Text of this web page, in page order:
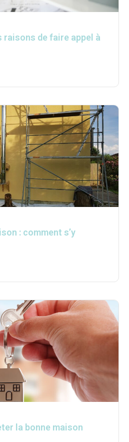
raisons de faire appel à
: comment s’y
la bonne maison